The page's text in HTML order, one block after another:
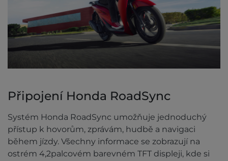
Připojení Honda RoadSync
Systém Honda RoadSync umožňuje jednoduchý
přístup k hovorům, zprávám, hudbě a navigaci
během jízdy. Všechny informace se zobrazují na
ostrém 4,2palcovém barevném TFT displeji, kde si